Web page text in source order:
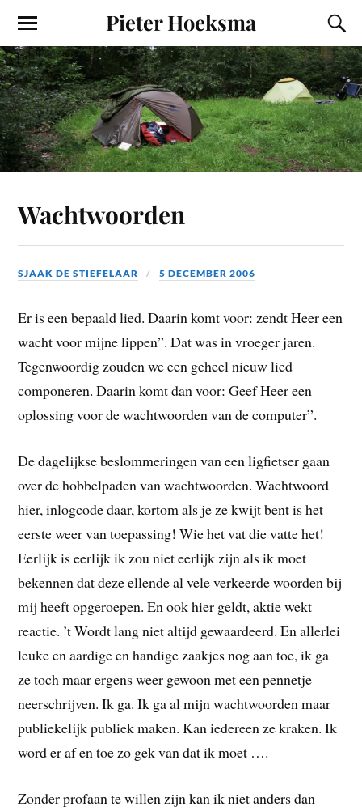
Pieter Hoeksma
Wachtwoorden
SJAAK DE STIEFELAAR 5 DECEMBER 2006
Er is een bepaald lied. Daarin komt voor: zendt Heer een
wacht voor mijne lippen”. Dat was in vroeger jaren.
Tegenwoordig zouden we een geheel nieuw lied
componeren. Daarin komt dan voor: Geef Heer een
oplossing voor de wachtwoorden van de computer”.
De dagelijkse beslommeringen van een ligfietser gaan
over de hobbelpaden van wachtwoorden. Wachtwoord
hier, inlogcode daar, kortom als je ze kwijt bent is het
eerste weer van toepassing! Wie het vat die vatte het!
Eerlijk is eerlijk ik zou niet eerlijk zijn als ik moet
bekennen dat deze ellende al vele verkeerde woorden bij
mij heeft opgeroepen. En ook hier geldt, aktie wekt
reactie. ’t Wordt lang niet altijd gewaardeerd. En allerlei
leuke en aardige en handige zaakjes nog aan toe, ik ga
ze toch maar ergens weer gewoon met een pennetje
neerschrijven. Ik ga. Ik ga al mijn wachtwoorden maar
publiekelijk publiek maken. Kan iedereen ze kraken. Ik
word er af en toe zo gek van dat ik moet ….
Zonder profaan te willen zijn kan ik niet anders dan